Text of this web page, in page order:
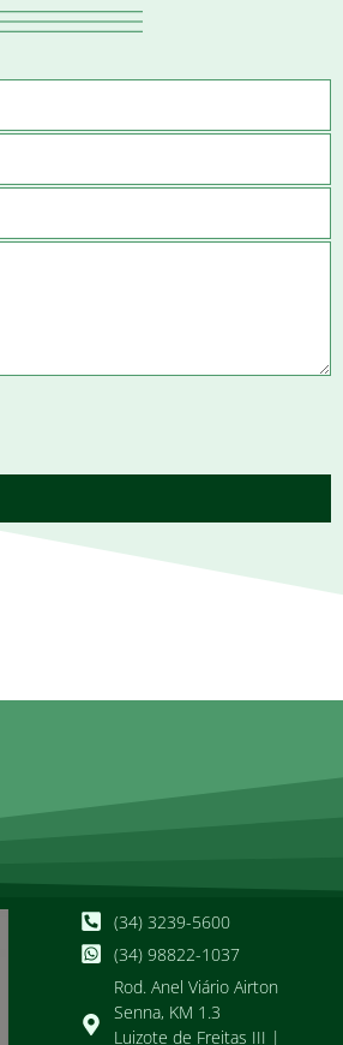
(34) 3239-5600
(34) 98822-1037
Rod. Anel Viário Airton
Senna, KM 1.3
Luizote de Freitas III |